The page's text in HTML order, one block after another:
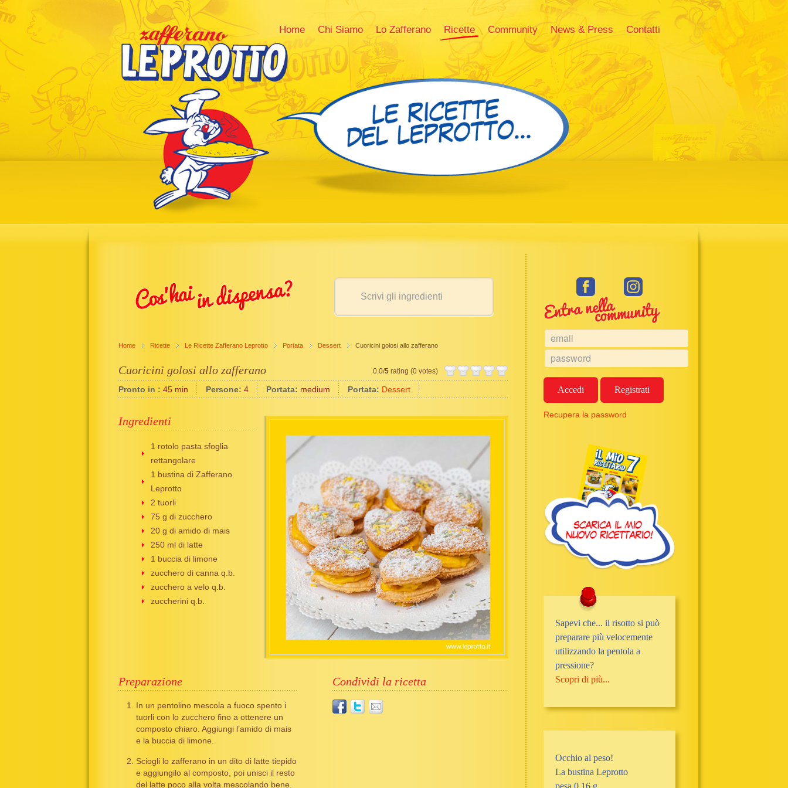
Home Chi Siamo Lo Zafferano Ricette Community News & Press Contatti
Home Ricette Le Ricette Zafferano Leprotto Portata Dessert Cuoricini golosi allo zafferano
Cuoricini golosi allo zafferano 0.0/5 rating (0 votes)
Pronto in : 45 min Persone: 4 Portata: medium Portata: Dessert
Ingredienti
1 rotolo pasta sfoglia
rettangolare
1 bustina di Zafferano
Leprotto
2 tuorli
75 g di zucchero
20 g di amido di mais
250 ml di latte
1 buccia di limone
zucchero di canna q.b.
zucchero a velo q.b.
zuccherini q.b.
Condividi la ricetta
Preparazione
In un pentolino mescola a fuoco spento i
tuorli con lo zucchero fino a ottenere un
composto chiaro. Aggiungi l’amido di mais
e la buccia di limone.
Sciogli lo zafferano in un dito di latte tiepido
e aggiungilo al composto, poi unisci il resto
del latte poco alla volta mescolando bene.
Accedi Registrati
Recupera la password
Sapevi che... il risotto si può
preparare più velocemente
utilizzando la pentola a
pressione?
Scopri di più...
Occhio al peso!
La bustina Leprotto
pesa 0,16 g